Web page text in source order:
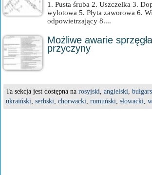
1. Pusta śruba 2. Uszczelka 3.
wylotowa 5. Płyta zaworowa 6.
odpowietrzający 8....
Możliwe awarie
przyczyny
Ta sekcja jest dostępna na rosyjski, angielski,
ukraiński, serbski, chorwacki, rumuński, słowacki,